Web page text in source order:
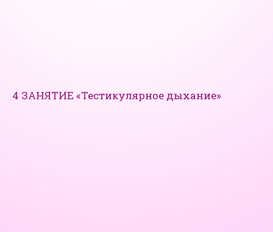
4 ЗАНЯТИЕ «Тестикулярное дыхание»